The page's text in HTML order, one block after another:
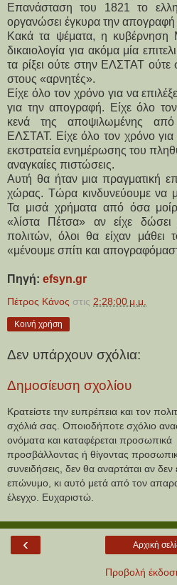
Επανάσταση του 1821 το
οργανώσει έγκυρα την
Κακά τα ψέματα, η κυβέρνηση
δικαιολογία για ακόμα μία
τα ρίξει ούτε στην ΕΛΣΤΑΤ ούτε
στους «αρνητές».
Είχε όλο τον χρόνο για να
για την απογραφή. Είχε όλο
κενά της αποψιλωμένης από
ΕΛΣΤΑΤ. Είχε όλο τον χρόνο
εκστρατεία ενημέρωσης του
αναγκαίες πιστώσεις.
Αυτή θα ήταν μια πραγματική
χώρας. Τώρα κινδυνεύουμε να
Τα μισά χρήματα από όσα
«λίστα Πέτσα» αν είχε
πολιτών, όλοι θα είχαν μάθει
«μένουμε σπίτι και
Πηγή: efsyn.gr
Πέτρος Κάνος στις 2:28:00 μ.μ.
Κοινή χρήση
Δεν υπάρχουν σχόλια:
Δημοσίευση σχολίου
Κρατείστε την ευπρέπεια και τον
σχόλιά σας. Οποιοδήποτε σχόλιο
ονόματα και καταφέρεται προσωπικά
προσβάλλοντας ή θίγοντας
συνειδήσεις, δεν θα αναρτάται αν δεν
επώνυμο, κι αυτό μετά από τον
έλεγχο. Ευχαριστώ.
‹ Αρχική
Προβολή